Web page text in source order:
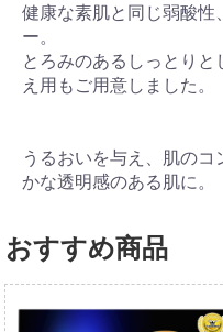
健康な素肌と同じ弱酸性
ー。
とろみのあるしっとり
え用もご用意しました。
うるおいを与え、肌の
かな透明感のある肌に。
おすすめ商品